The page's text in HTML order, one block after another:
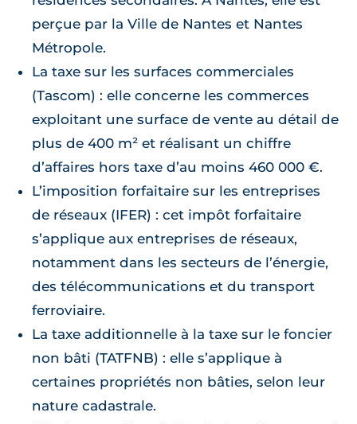
perçue par la Ville de Nantes et Nantes
Métropole.
La taxe sur les surfaces commerciales
(Tascom) : elle concerne les commerces
exploitant une surface de vente au détail de
plus de 400 m² et réalisant un chiffre
d’affaires hors taxe d’au moins 460 000 €.
L’imposition forfaitaire sur les entreprises
de réseaux (IFER) : cet impôt forfaitaire
s’applique aux entreprises de réseaux,
notamment dans les secteurs de l’énergie,
des télécommunications et du transport
ferroviaire.
La taxe additionnelle à la taxe sur le foncier
non bâti (TATFNB) : elle s’applique à
certaines propriétés non bâties, selon leur
nature cadastrale.